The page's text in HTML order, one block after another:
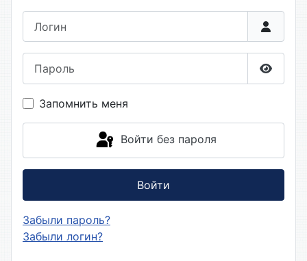
Запомнить меня
Войти без пароля
Войти
Забыли пароль?
Забыли логин?